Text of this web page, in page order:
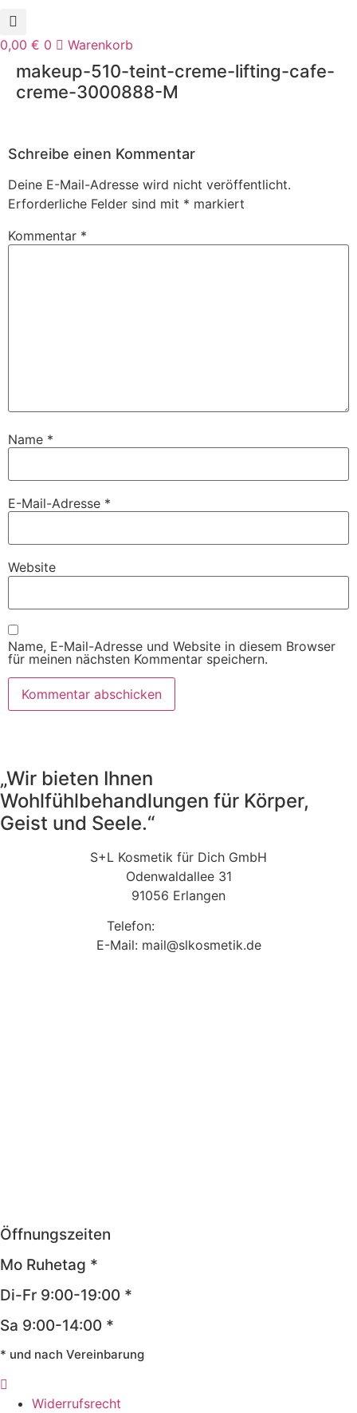
0,00 € 0 Warenkorb
makeup-510-teint-creme-lifting-cafe-
creme-3000888-M
Schreibe einen Kommentar
Deine E-Mail-Adresse wird nicht veröffentlicht.
Erforderliche Felder sind mit * markiert
Kommentar *
Name *
E-Mail-Adresse *
Website
Name, E-Mail-Adresse und Website in diesem Browser
für meinen nächsten Kommentar speichern.
„Wir bieten Ihnen
Wohlfühlbehandlungen für Körper,
Geist und Seele.“
S+L Kosmetik für Dich GmbH
Odenwaldallee 31
91056 Erlangen
Telefon:
E-Mail: mail@slkosmetik.de
Öffnungszeiten
Mo Ruhetag *
Di-Fr 9:00-19:00 *
Sa 9:00-14:00 *
* und nach Vereinbarung
Widerrufsrecht